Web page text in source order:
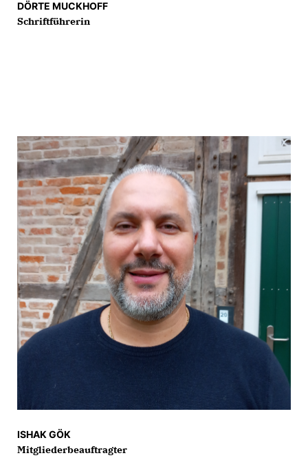
DÖRTE MUCKHOFF
Schriftführerin
ISHAK GÖK
Mitgliederbeauftragter